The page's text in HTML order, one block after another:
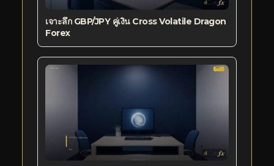
เจาะลึก GBP/JPY คู่เงิน Cross Volatile Dragon
Forex